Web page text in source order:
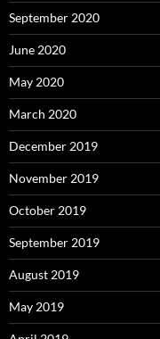
September 2020
June 2020
May 2020
March 2020
December 2019
November 2019
October 2019
September 2019
August 2019
May 2019